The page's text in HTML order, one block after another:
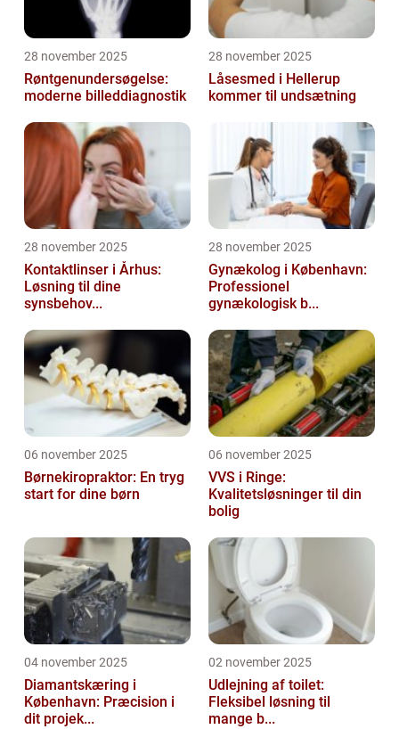
28 november 2025
Røntgenundersøgelse:
moderne billeddiagnostik
28 november 2025
Låsesmed i Hellerup
kommer til undsætning
28 november 2025
Kontaktlinser i Århus:
Løsning til dine
synsbehov...
28 november 2025
Gynækolog i København:
Professionel
gynækologisk b...
06 november 2025
Børnekiropraktor: En tryg
start for dine børn
06 november 2025
VVS i Ringe:
Kvalitetsløsninger til din
bolig
04 november 2025
Diamantskæring i
København: Præcision i
dit projek...
02 november 2025
Udlejning af toilet:
Fleksibel løsning til
mange b...